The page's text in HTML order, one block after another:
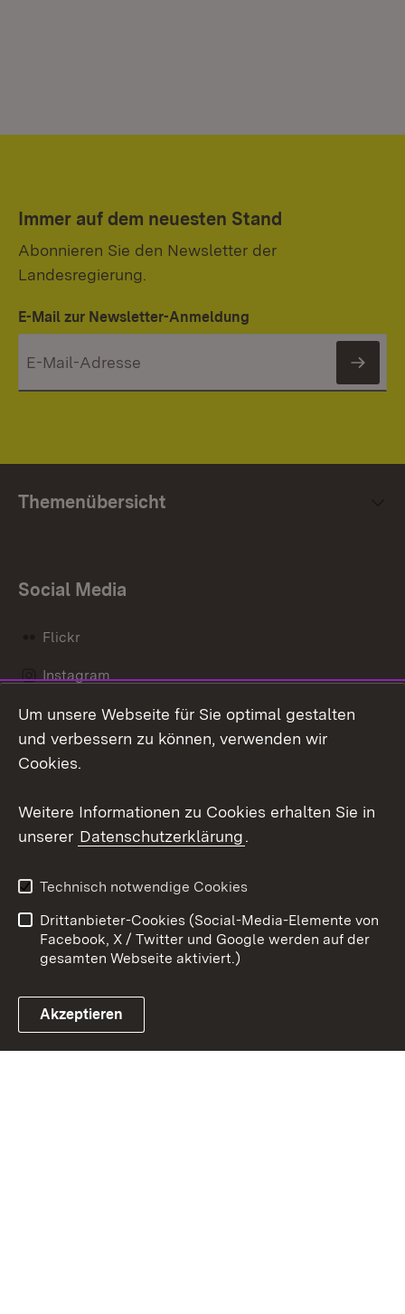
Immer auf dem neuesten Stand
Abonnieren Sie den Newsletter der
Landesregierung.
E-Mail zur Newsletter-Anmeldung
Themenübersicht
Social Media
Flickr
Instagram
Social Wall
Link zum Landesportal
Barrierefreiheit
Benutzungshinweise
Impressum
Cookies
Um unsere Webseite für Sie optimal gestalten
und verbessern zu können, verwenden wir
Cookies.
Weitere Informationen zu Cookies erhalten Sie in
unserer Datenschutzerklärung.
Technisch notwendige Cookies
Drittanbieter-Cookies (Social-Media-Elemente von
Facebook, X / Twitter und Google werden auf der
gesamten Webseite aktiviert.)
Akzeptieren